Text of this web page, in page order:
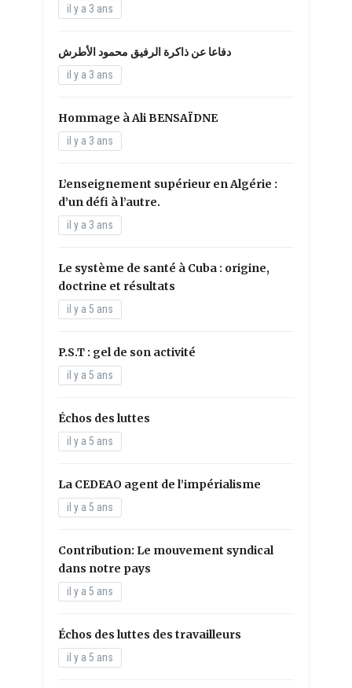
il y a 3 ans
دفاعا عن ذاكرة الرفيق محمود الأطرش
il y a 3 ans
Hommage à Ali BENSAÏDNE
il y a 3 ans
L’enseignement supérieur en Algérie :
d’un défi à l’autre.
il y a 3 ans
Le système de santé à Cuba : origine,
doctrine et résultats
il y a 5 ans
P.S.T : gel de son activité
il y a 5 ans
Échos des luttes
il y a 5 ans
La CEDEAO agent de l’impérialisme
il y a 5 ans
Contribution: Le mouvement syndical
dans notre pays
il y a 5 ans
Échos des luttes des travailleurs
il y a 5 ans